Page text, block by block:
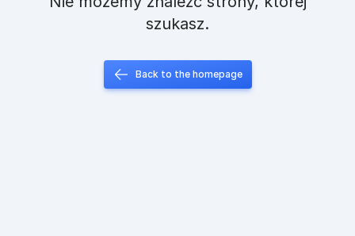
szukasz.
Back to the homepage